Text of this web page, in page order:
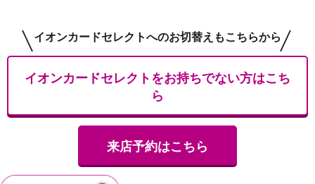
イオンカードセレクトへのお切替えもこちらから
イオンカードセレクトをお持ちでない方はこち
ら
来店予約はこちら